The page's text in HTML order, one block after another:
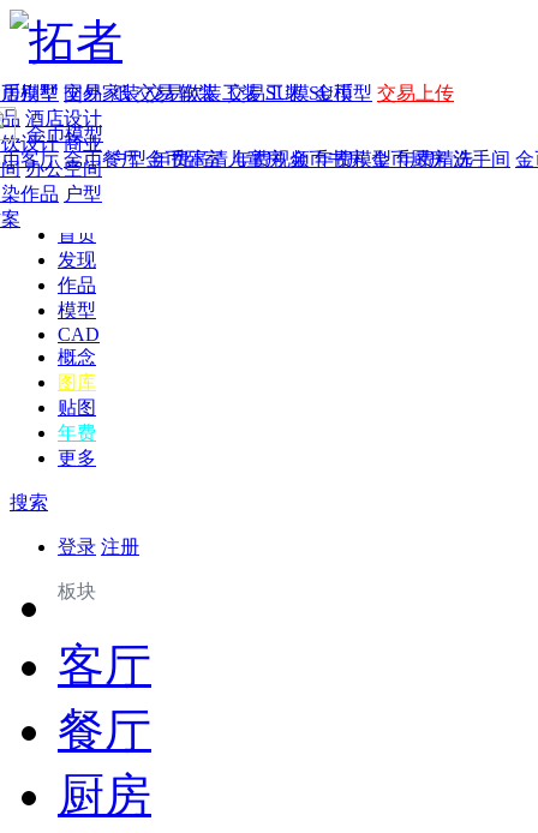
首页
发现
年费 作品 图纸 交易 软装 工装 SU模 金币
年费版块
费图纸 年费户型 年费高清 年费视频 年费模型 年费精选
作品
别墅 国外
酒店设计
设计 商业
办公空间
作品 户型
模型
模型 交易家装 交易软装 交易工装 SU模型 交易上传
金币模型
客厅 金币餐厅 金币卧室 儿童房 金币书房 金币厨房 洗手间 金
CAD
概念
图库
贴图
年费
更多
搜索
登录 注册
板块
客厅
餐厅
厨房